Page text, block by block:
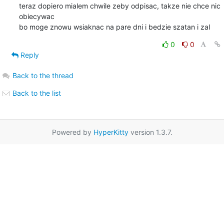
teraz dopiero mialem chwile zeby odpisac, takze nie chce nic
obiecywac
bo moge znowu wsiaknac na pare dni i bedzie szatan i zal
0
0
Reply
Back to the thread
Back to the list
Powered by HyperKittyversion 1.3.7.